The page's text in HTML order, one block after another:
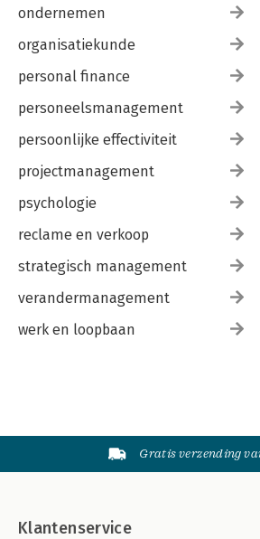
ondernemen
organisatiekunde
personal finance
personeelsmanagement
persoonlijke effectiviteit
projectmanagement
psychologie
reclame en verkoop
strategisch management
verandermanagement
werk en loopbaan
Gratis verzending
Klantenservice